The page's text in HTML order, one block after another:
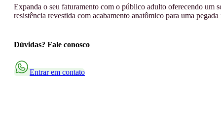
Expanda o seu faturamento com o público adulto oferecendo um
resistência revestida com acabamento anatômico para uma
Dúvidas? Fale conosco
Entrar em contato